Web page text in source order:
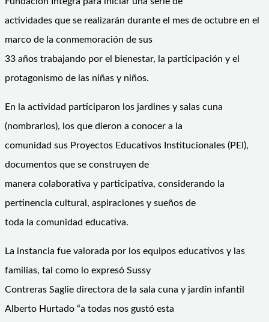
actividades que se realizarán durante el mes de octubre en el
marco de la conmemoración de sus
33 años trabajando por el bienestar, la participación y el
protagonismo de las niñas y niños.
En la actividad participaron los jardines y salas cuna
(nombrarlos), los que dieron a conocer a la
comunidad sus Proyectos Educativos Institucionales (PEI),
documentos que se construyen de
manera colaborativa y participativa, considerando la
pertinencia cultural, aspiraciones y sueños de
toda la comunidad educativa.
La instancia fue valorada por los equipos educativos y las
familias, tal como lo expresó Sussy
Contreras Saglie directora de la sala cuna y jardín infantil
Alberto Hurtado “a todas nos gustó esta